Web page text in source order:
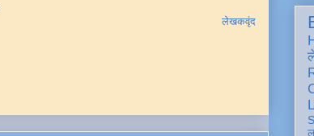
लेखकवृंद